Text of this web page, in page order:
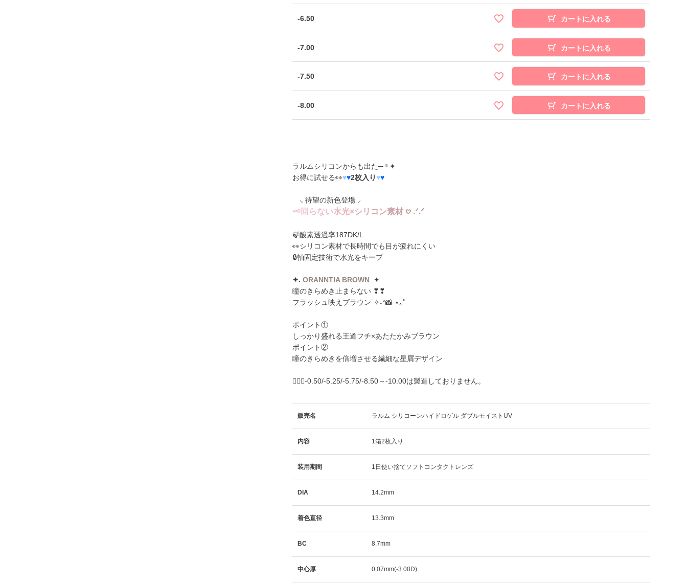
-6.50 カートに入れる
-7.00 カートに入れる
-7.50 カートに入れる
-8.00 カートに入れる
ラルムシリコンからも出た─ ᵎᵎ ✦
お得に試せる👀♥♥2枚入り♥♥
⸜ 待望の新色登場 ⸝
🗝回 らない水光×シリ コ ン素材 𖹭 .ᐟ.ᐟ
🍃酸素透過率187DK/L
👀シリコン素材で長時間でも目が疲れにくい
🔒軸固定技術で水光をキープ
✦️️. ORANNTIA BROWN .✦️
瞳のきらめき止まらない ❣❣
フラッシュ映えブラウン˙✧˖°📸 ⋆｡˚
ポイント①
しっかり盛れる王道フチ×あたたかみブラウン
ポイント②
瞳のきらめきを倍増させる繊細な星屑デザイン
🙇🏼‍♀️-0.50/-5.25/-5.75/-8.50～-10.00は製造しておりません。
販売名 ラルム シリコーンハイドロゲル ダブルモイストUV
内容 1箱2枚入り
装用期間 1日使い捨てソフトコンタクトレンズ
DIA 14.2mm
着色直径 13.3mm
BC 8.7mm
中心厚 0.07mm(-3.00D)